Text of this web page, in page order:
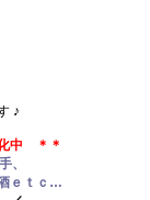
♪
中 ＊＊
、
ｅｔｃ…